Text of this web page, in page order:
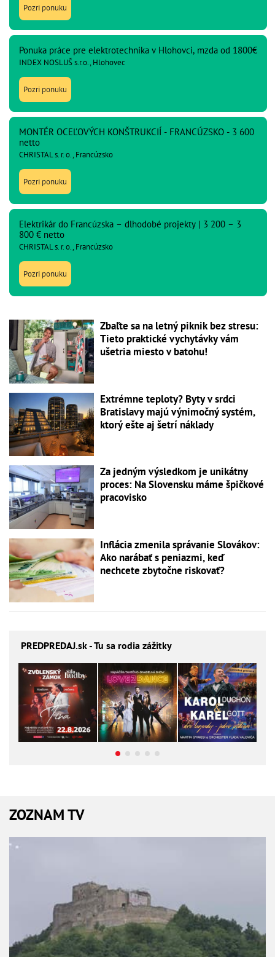
Pozri ponuku
Ponuka práce pre elektrotechnika v Hlohovci, mzda od 1800€
INDEX NOSLUŠ s.r.o., Hlohovec
Pozri ponuku
MONTÉR OCEĽOVÝCH KONŠTRUKCIÍ - FRANCÚZSKO - 3 600
netto
CHRISTAL s. r. o., Francúzsko
Pozri ponuku
Elektrikár do Francúzska – dlhodobé projekty | 3 200 – 3
800 € netto
CHRISTAL s. r. o., Francúzsko
Pozri ponuku
Zbaľte sa na letný piknik bez stresu:
Tieto praktické vychytávky vám
ušetria miesto v batohu!
Extrémne teploty? Byty v srdci
Bratislavy majú výnimočný systém,
ktorý ešte aj šetrí náklady
Za jedným výsledkom je unikátny
proces: Na Slovensku máme špičkové
pracovisko
Inflácia zmenila správanie Slovákov:
Ako narábať s peniazmi, keď
nechcete zbytočne riskovať?
PREDPREDAJ.sk - Tu sa rodia zážitky
ZOZNAM TV